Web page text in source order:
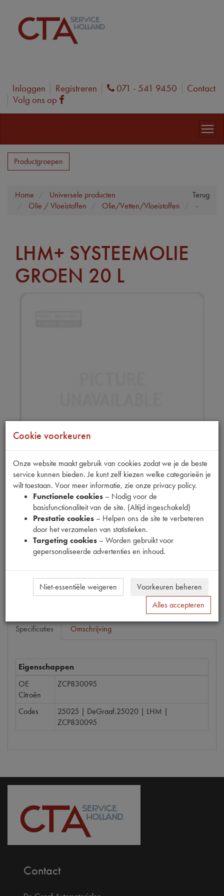
Inloggen Registreren Phone
071 - 541 9450
Contact
Volg ons op
Facebook
Productgroepen
Terug
Home
Universele producten
Olie / Vloeistoffen
Olie/Vetten/Vloeistoffen -
LHM+ SYSTEEMOLIE
GROEN 20 L
Productnummer
1200429
236,40 ( €195,37 excl. btw)
Dit product kan op dit moment niet besteld worden
Specificaties Omschrijving
Eigenschappen
OE
Citroën
ZCP830095
Codes
25025 | DeGraaf.25020 | LHM |
ZCP830095
Contact
Cookie voorkeuren
Onze website maakt gebruik van cookies zodat we je de beste
service kunnen bieden. Je kunt zelf kiezen welke categorieën je
wilt toestaan. Voor meer informatie, zie onze privacy policy.
Functionele cookies – Nodig voor de
basisfunctionaliteit van de site. (Altijd ingeschakeld)
Prestatie cookies – Helpen ons de site te verbeteren
door het verzamelen van statistieken.
Targeting cookies – Worden gebruikt voor
gepersonaliseerde advertenties en inhoud.
Niet-essentiële weigeren
Voorkeuren beheren
Alles accepteren